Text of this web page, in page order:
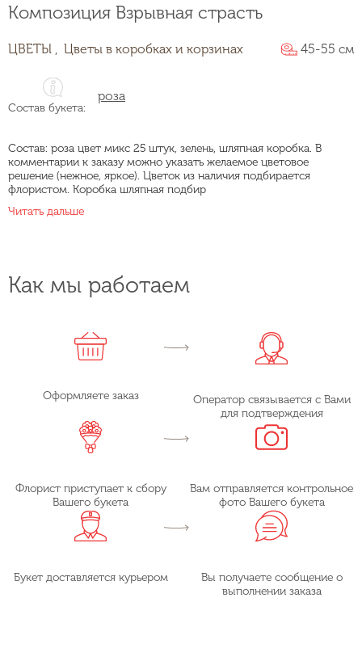
Композиция Взрывная страсть
ЦВЕТЫ , Цветы в коробках и корзинах 45-55 см
Состав букета:
роза
Состав: роза цвет микс 25 штук, зелень, шляпная коробка. В
комментарии к заказу можно указать желаемое цветовое
решение (нежное, яркое). Цветок из наличия подбирается
флористом. Коробка шляпная подбир
Читать дальше
Как мы работаем
Оформляете заказ
Оператор связывается с Вами
для подтверждения
Флорист приступает к сбору
Вашего букета
Вам отправляется контрольное
фото Вашего букета
Букет доставляется курьером
Вы получаете сообщение о
выполнении заказа